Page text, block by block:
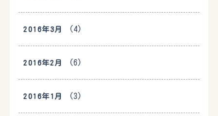
2016年3月 (4)
2016年2月 (6)
2016年1月 (3)